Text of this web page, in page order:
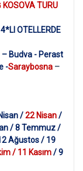
TURU
OTELLERDE
Budva - Perast
-Saraybosna–
/22 Nisan/
/ 8 Temmuz /
Ağustos / 19
/ 11 Kasım/ 9